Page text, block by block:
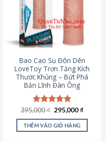
Bao Cao Su Đôn Dên
LoveToy Trơn Tăng Kích
Thước Khủng – Bứt Phá
Bản Lĩnh Đàn Ông
Được xếp
hạng4.82
5 sao
395,000₫ Giá
là:
395,000 ₫.
295,000₫Giá
tại
THÊM VÀO GIỎ HÀNG